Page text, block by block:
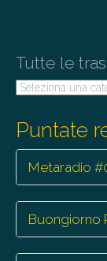
Tutte le
Tutte
Puntate
Metaradio
Buongiorno